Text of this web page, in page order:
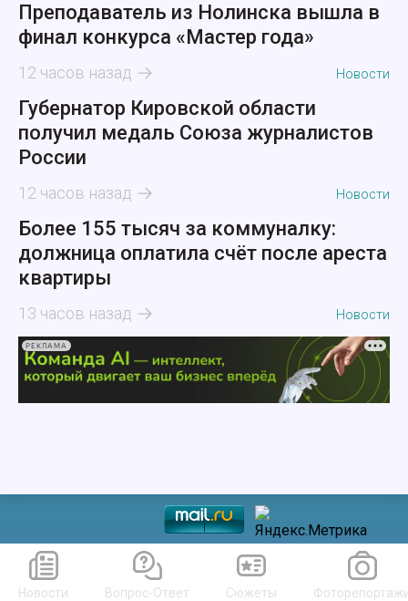
Преподаватель из Нолинска вышла в
финал конкурса «Мастер года»
12 часов назад Новости
Губернатор Кировской области
получил медаль Союза журналистов
России
12 часов назад Новости
Более 155 тысяч за коммуналку:
должница оплатила счёт после ареста
квартиры
13 часов назад Новости
РЕКЛАМА
Новости Вопрос-Ответ Сюжеты